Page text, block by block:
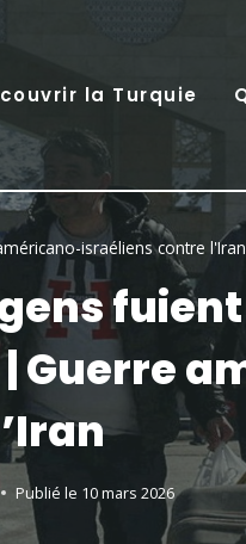
la Turquie
israéliens contre
Guerre
Publié le 10 mars 2026